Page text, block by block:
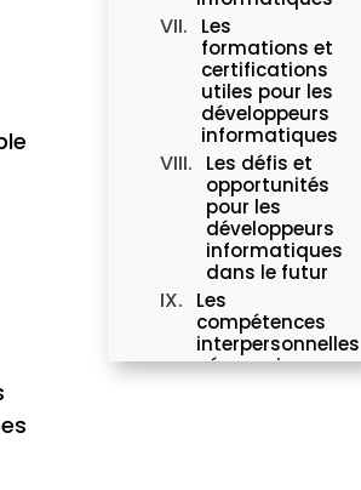
Les
formations et
certifications
utiles pour les
développeurs
informatiques
Les défis et
opportunités
pour les
développeurs
informatiques
dans le futur
Les
compétences
interpersonnelles
nécessaires pour